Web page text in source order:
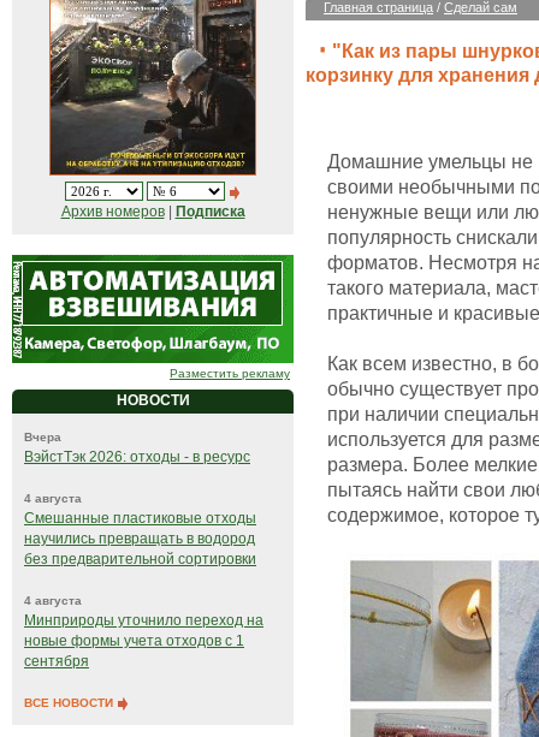
Архив номеров| Подписка
Разместить рекламу
НОВОСТИ
Вчера
ВэйстТэк 2026: отходы - в ресурс
4 августа
Смешанные пластиковые отходы
научились превращать в водород
без предварительной сортировки
4 августа
Минприроды уточнило переход на
новые формы учета отходов с 1
сентября
ВСЕ НОВОСТИ
Главная страница / Сделай сам
"Как из пары
корзинку для хранения
Домашние умельцы не
своими необычными
ненужные вещи или
популярность
форматов. Несмотря
такого материала,
практичные и
Как всем известно, в
обычно существует
при наличии
используется для
размера. Более
пытаясь найти свои
содержимое, которое